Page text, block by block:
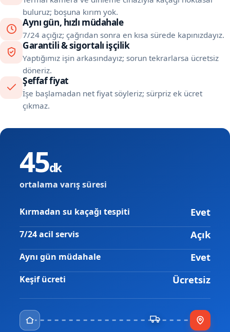
buluruz; boşuna kırım yok.
Aynı gün, hızlı müdahale
7/24 açığız; çağrıdan sonra en kısa sürede kapınızdayız.
Garantili & sigortalı işçilik
Yaptığımız işin arkasındayız; sorun tekrarlarsa ücretsiz
döneriz.
Şeffaf fiyat
İşe başlamadan net fiyat söyleriz; sürpriz ek ücret
çıkmaz.
45dk
ortalama varış süresi
Kırmadan su kaçağı tespiti Evet
7/24 acil servis Açık
Aynı gün müdahale Evet
Keşif ücreti Ücretsiz